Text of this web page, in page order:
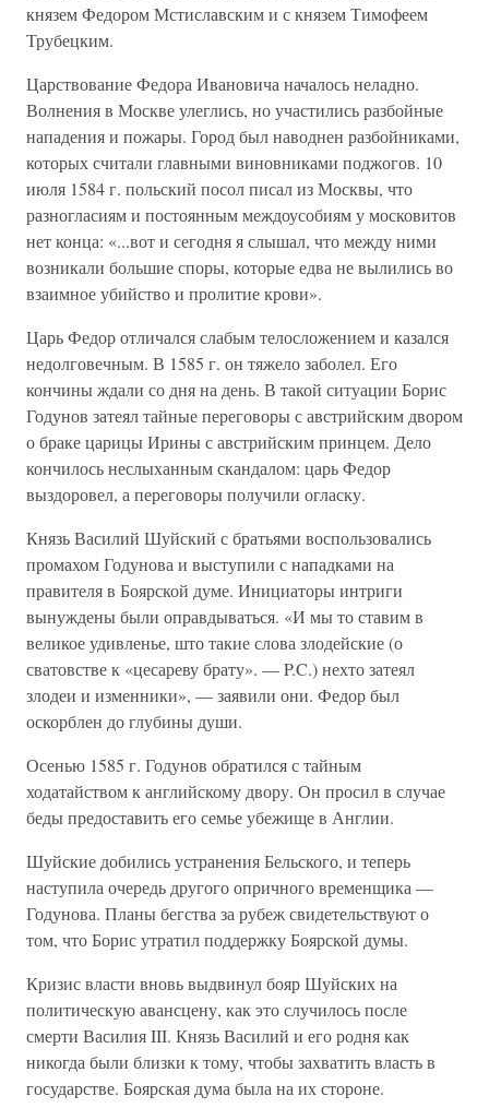
князем Федором Мстиславским и с князем Тимофеем
Трубецким.
Царствование Федора Ивановича началось неладно.
Волнения в Москве улеглись, но участились разбойные
нападения и пожары. Город был наводнен разбойниками,
которых считали главными виновниками поджогов. 10
июля 1584 г. польский посол писал из Москвы, что
разногласиям и постоянным междоусобиям у московитов
нет конца: «...вот и сегодня я слышал, что между ними
возникали большие споры, которые едва не вылились во
взаимное убийство и пролитие крови».
Царь Федор отличался слабым телосложением и казался
недолговечным. В 1585 г. он тяжело заболел. Его
кончины ждали со дня на день. В такой ситуации Борис
Годунов затеял тайные переговоры с австрийским двором
о браке царицы Ирины с австрийским принцем. Дело
кончилось неслыханным скандалом: царь Федор
выздоровел, а переговоры получили огласку.
Князь Василий Шуйский с братьями воспользовались
промахом Годунова и выступили с нападками на
правителя в Боярской думе. Инициаторы интриги
вынуждены были оправдываться. «И мы то ставим в
великое удивленье, што такие слова злодейские (о
сватовстве к «цесареву брату». — P.C.) нехто затеял
злодеи и изменники», — заявили они. Федор был
оскорблен до глубины души.
Осенью 1585 г. Годунов обратился с тайным
ходатайством к английскому двору. Он просил в случае
беды предоставить его семье убежище в Англии.
Шуйские добились устранения Бельского, и теперь
наступила очередь другого опричного временщика —
Годунова. Планы бегства за рубеж свидетельствуют о
том, что Борис утратил поддержку Боярской думы.
Кризис власти вновь выдвинул бояр Шуйских на
политическую авансцену, как это случилось после
смерти Василия III. Князь Василий и его родня как
никогда были близки к тому, чтобы захватить власть в
государстве. Боярская дума была на их стороне.